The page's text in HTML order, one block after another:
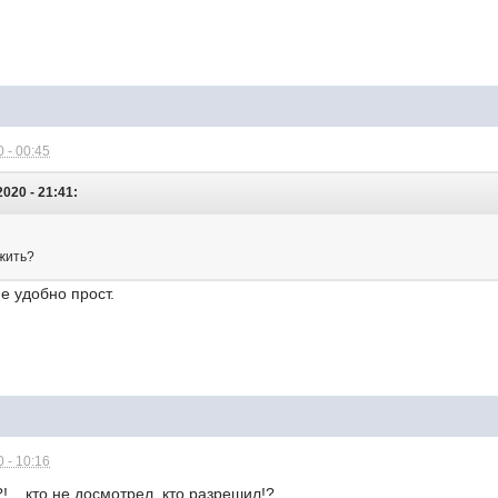
- 00:45
- 21:41:
удобно прост.
- 10:16
кто не досмотрел, кто разрешил!?..